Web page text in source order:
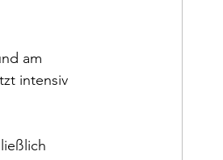
am
intensiv